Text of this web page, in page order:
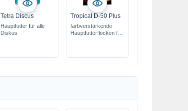
Tetra Discus
Hauptfutter für alle
Diskus
Tropical D-50 Plus
farbverstärkende
Hauptfutterflocken für